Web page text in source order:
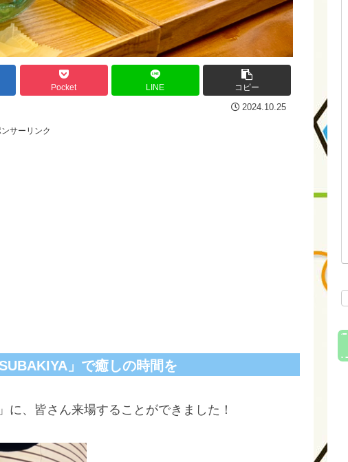
Pocket LINE コピー
2024.10.25
サーリンク
」で癒しの時間を
、皆さん来場することができました！